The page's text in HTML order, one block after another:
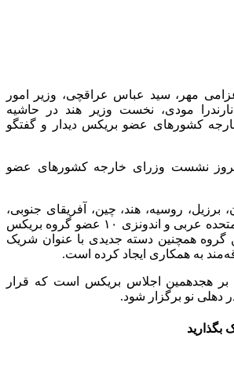
مهر، سید عباس عراقچی، وزیر امور
مودی، نخست وزیر هند در حاشیه
کشورهای عضو بریکس دیدار و گفتگو
نشست وزرای خارجه کشورهای عضو
برزیل، روسیه، هند، چین، آفریقای جنوبی،
مصر، اتیوپی، امارات متحده عربی و اندونزی ۱۰ عضو گروه بریکس
گروه همچنین دسته جدیدی با عنوان شریک
به همکاری ایجاد کرده است.
هجدهمین اجلاس بریکس است که قرار
دهلی نو برگزار شود.
بگذارید